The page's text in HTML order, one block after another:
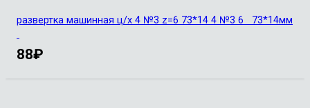
развертка машинная ц/х 4 №3 z=6 73*14 4 №3 6 73*14мм
88₽